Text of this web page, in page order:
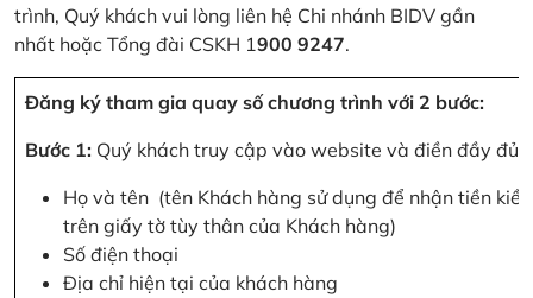
trình, Quý khách vui lòng liên hệ Chi nhánh BIDV gần
nhất hoặc Tổng đài CSKH 1900 9247.
Đăng ký tham gia quay số chương trình với 2 bước:
Bước 1: Quý khách truy cập vào website và điền đầy đủ
Họ và tên (tên Khách hàng sử dụng để nhận tiền
trên giấy tờ tùy thân của Khách hàng)
Số điện thoại
Địa chỉ hiện tại của khách hàng